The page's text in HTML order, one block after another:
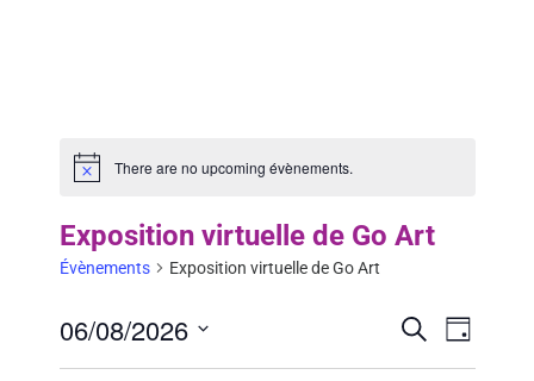
There are no upcoming évènements.
Exposition virtuelle de Go Art
Évènements Exposition virtuelle de Go Art
Search
Recherche
Day
06/08/2026
Select